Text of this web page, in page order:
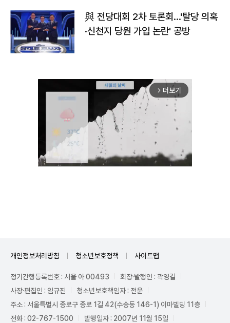
與 전당대회 2차 토론회…'탈당 의혹
·신천지 당원 가입 논란' 공방
arrow_forward_ios 더보기
개인정보처리방침 청소년보호정책 사이트맵
정기간행등록번호 : 서울 아 00493
회장·발행인 : 곽영길
사장·편집인 : 임규진
청소년보호책임자 : 전운
주소 : 서울특별시 종로구 종로 1길 42(수송동 146-1) 이마빌딩 11층
전화 : 02-767-1500
발행일자 : 2007년 11월 15일